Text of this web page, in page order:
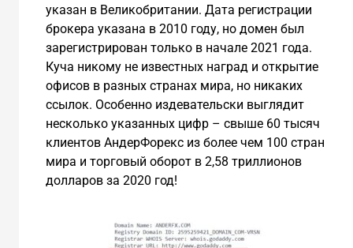
указан в Великобритании. Дата регистрации
брокера указана в 2010 году, но домен был
зарегистрирован только в начале 2021 года.
Куча никому не известных наград и открытие
офисов в разных странах мира, но никаких
ссылок. Особенно издевательски выглядит
несколько указанных цифр – свыше 60 тысяч
клиентов АндерФорекс из более чем 100 стран
мира и торговый оборот в 2,58 триллионов
долларов за 2020 год!